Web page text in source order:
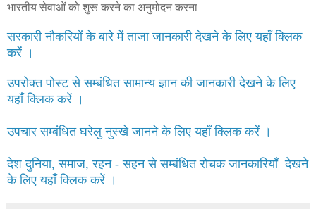
भारतीय सेवाओं को शुरू करने का अनुमोदन करना
सरकारी नौकरियों के बारे में ताजा जानकारी देखने के लिए यहाँ क्लिक
करें ।
उपरोक्त पोस्ट से सम्बंधित सामान्य ज्ञान की जानकारी देखने के लिए
यहाँ क्लिक करें ।
उपचार सम्बंधित घरेलु नुस्खे जानने के लिए यहाँ क्लिक करें ।
देश दुनिया, समाज, रहन - सहन से सम्बंधित रोचक जानकारियाँ देखने
के लिए यहाँ क्लिक करें ।